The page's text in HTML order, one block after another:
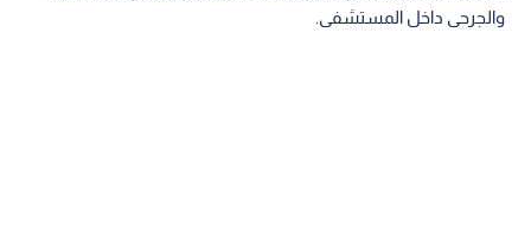
والجرحى داخل المستشفى.